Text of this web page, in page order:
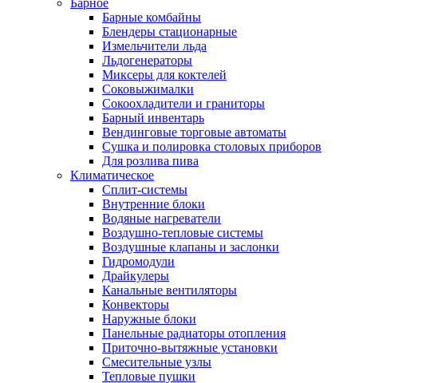
Барное
Барные комбайны
Блендеры стационарные
Измельчители льда
Льдогенераторы
Миксеры для коктелей
Соковыжималки
Сокоохладители и граниторы
Барный инвентарь
Вендинговые торговые автоматы
Сушка и полировка столовых приборов
Для розлива пива
Климатическое
Сплит-системы
Внутренние блоки
Водяные нагреватели
Воздушно-тепловые системы
Воздушные клапаны и заслонки
Гидромодули
Драйкулеры
Канальные вентиляторы
Конвекторы
Наружные блоки
Панельные радиаторы отопления
Приточно-вытяжные установки
Смесительные узлы
Тепловые пушки